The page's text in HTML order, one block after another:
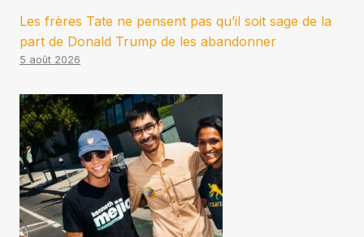
Les frères Tate ne pensent pas qu’il soit sage de la
part de Donald Trump de les abandonner
5 août 2026